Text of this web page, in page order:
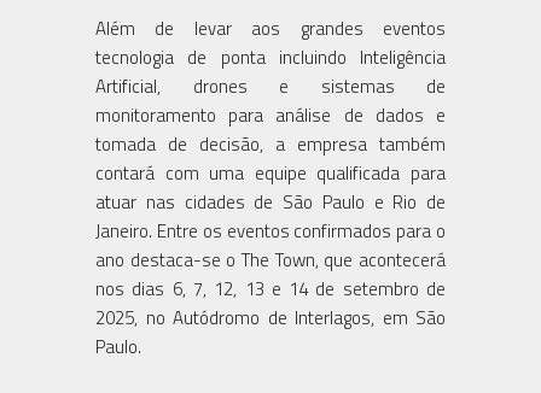
Além de levar aos grandes eventos
tecnologia de ponta incluindo Inteligência
Artificial, drones e sistemas de
monitoramento para análise de dados e
tomada de decisão, a empresa também
contará com uma equipe qualificada para
atuar nas cidades de São Paulo e Rio de
Janeiro. Entre os eventos confirmados para o
ano destaca-se o The Town, que acontecerá
nos dias 6, 7, 12, 13 e 14 de setembro de
2025, no Autódromo de Interlagos, em São
Paulo.